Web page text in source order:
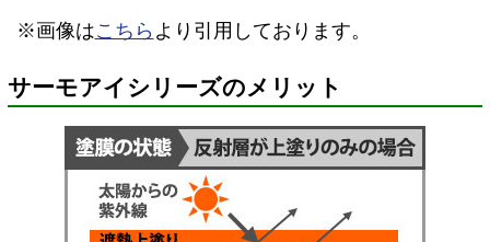
※画像はこちら より引用しております。
サーモアイシリーズのメリット